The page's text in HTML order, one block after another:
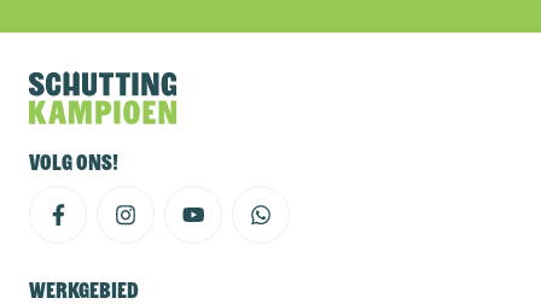
Volg ons!
Werkgebied